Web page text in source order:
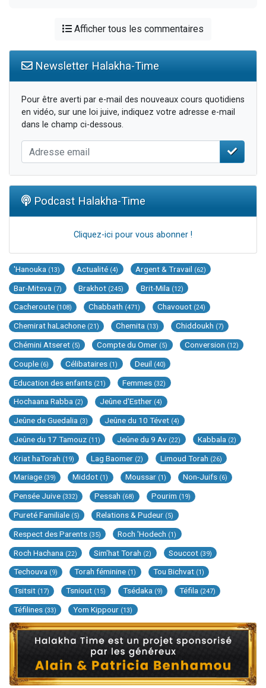
Afficher tous les commentaires
Newsletter Halakha-Time
Pour être averti par e-mail des nouveaux cours quotidiens
en vidéo, sur une loi juive, indiquez votre adresse e-mail
dans le champ ci-dessous.
Podcast Halakha-Time
Cliquez-ici pour vous abonner !
'Hanouka (13) Actualité (4) Argent & Travail (62)
Bar-Mitsva (7) Brakhot (245) Brit-Mila (12)
Cacheroute (108) Chabbath (471) Chavouot (24)
Chemirat haLachone (21) Chemita (13) Chiddoukh (7)
Chémini Atseret (5) Compte du Omer (5) Conversion (12)
Couple (6) Célibataires (1) Deuil (40)
Education des enfants (21) Femmes (32)
Hochaana Rabba (2) Jeûne d'Esther (4)
Jeûne de Guedalia (3) Jeûne du 10 Tévet (4)
Jeûne du 17 Tamouz (11) Jeûne du 9 Av (22) Kabbala (2)
Kriat haTorah (19) Lag Baomer (2) Limoud Torah (26)
Mariage (39) Middot (1) Moussar (1) Non-Juifs (6)
Pensée Juive (332) Pessah (68) Pourim (19)
Pureté Familiale (5) Relations & Pudeur (5)
Respect des Parents (35) Roch 'Hodech (1)
Roch Hachana (22) Sim'hat Torah (2) Souccot (39)
Techouva (9) Torah féminine (1) Tou Bichvat (1)
Tsitsit (17) Tsniout (15) Tsédaka (9) Téfila (247)
Téfilines (33) Yom Kippour (13)